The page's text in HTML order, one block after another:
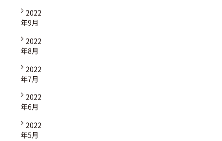
2022
年9月
2022
年8月
2022
年7月
2022
年6月
2022
年5月